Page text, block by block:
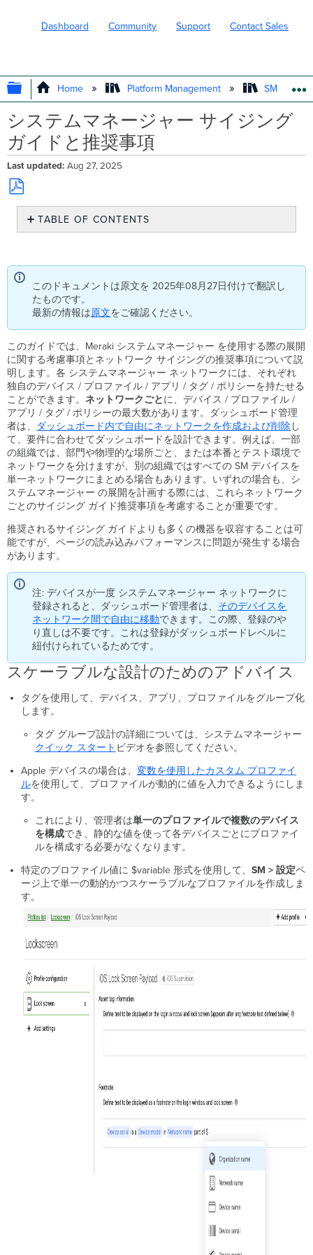
Dashboard Community Support Contact Sales
EXPAND/COLLAPSE GLOBAL
Home Platform Management SM -
システムマネージャー サイジング
ガイドと推奨事項
Last updated Aug 27, 2025
Save
PDF
TABLE OF CONTENTS
ー
ブ
ル
な
設
計
の
た
め
の
ア
ド
バ
イ
ス
ネ
ッ
ト
ー
ク
ご
と
の
最
大
値
デ
イ
プ
フ
ァ
イ
ル
ア
ユ
ー
ザ
ー
タ
オ
ス
セ
このドキュメントは原文を 2025年08月27日付けで翻訳し
たものです。
最新の情報は原文をご確認ください。
このガイドでは、Meraki システムマネージャー を使用する際の展開
に関する考慮事項とネットワーク サイジングの推奨事項について説
明します。各 システムマネージャー ネットワークには、それぞれ
独自のデバイス / プロファイル / アプリ / タグ / ポリシーを持たせる
ことができます。ネットワークごとに、デバイス / プロファイル /
アプリ / タグ / ポリシーの最大数があります。ダッシュボード管理
者は、 ダッシュボード内で自由にネットワークを作成および削除 し
て、要件に合わせてダッシュボードを設計できます。例えば、一部
の組織では、部門や物理的な場所ごと、または本番とテスト環境で
ネットワークを分けますが、別の組織ではすべての SM デバイスを
単一ネットワークにまとめる場合もあります。いずれの場合も、シ
ステムマネージャー の展開を計画する際には、これらネットワーク
ごとのサイジング ガイド推奨事項を考慮することが重要です。
推奨されるサイジング ガイドよりも多くの機器を収容することは可
能ですが、ページの読み込みパフォーマンスに問題が発生する場合
があります。
注: デバイスが一度 システムマネージャー ネットワークに
登録されると、ダッシュボード管理者は、 そのデバイスを
ネットワーク間で自由に移動できます。この際、登録のや
り直しは不要です。これは登録がダッシュボードレベルに
紐付けられているためです。
スケーラブルな設計のためのアドバイス
タグを使用して、デバイス、アプリ、プロファイルをグループ化
します。
タグ グループ設計の詳細については、システムマネージャー
クイック スタート ビデオを参照してください。
Apple デバイスの場合は、 変数を使用したカスタム プロファイ
ルを使用して、プロファイルが動的に値を入力できるようにしま
す。
これにより、管理者は単一のプロファイルで複数のデバイス
を構成でき、静的な値を使って各デバイスごとにプロファイ
ルを構成する必要がなくなります。
特定のプロファイル値に $variable 形式を使用して、 SM > 設定ペ
ージ上で単一の動的かつスケーラブルなプロファイルを作成しま
す。